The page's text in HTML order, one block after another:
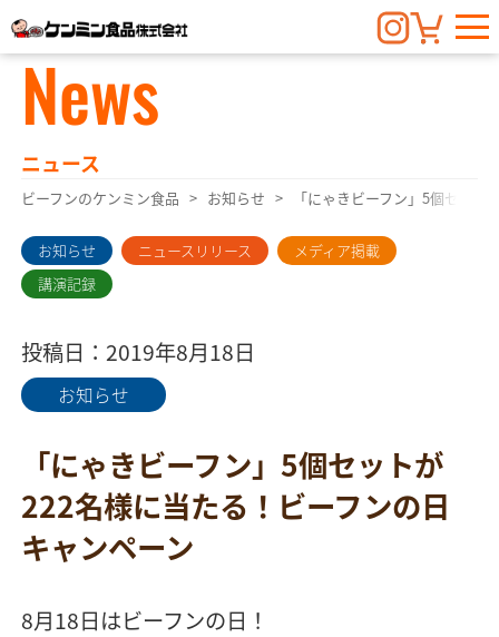
News
ニュース
ビーフンのケンミン食品 お知らせ 「にゃきビーフン」5個セッ
お知らせ ニュースリリース
メディア掲載
講演記録
投稿日：2019年8月18日
お知らせ
「にゃきビーフン」5個セットが
222名様に当たる！ビーフンの日
キャンペーン
8月18日はビーフンの日！